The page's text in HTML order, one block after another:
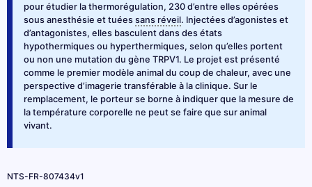
pour étudier la thermorégulation, 230 d’entre elles opérées
sous anesthésie et tuées sans réveil. Injectées d’agonistes et
d’antagonistes, elles basculent dans des états
hypothermiques ou hyperthermiques, selon qu’elles portent
ou non une mutation du gène TRPV1. Le projet est présenté
comme le premier modèle animal du coup de chaleur, avec une
perspective d’imagerie transférable à la clinique. Sur le
remplacement, le porteur se borne à indiquer que la mesure de
la température corporelle ne peut se faire que sur animal
vivant.
NTS-FR-807434v1